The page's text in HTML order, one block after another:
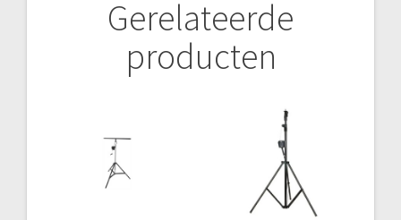
Gerelateerde
producten